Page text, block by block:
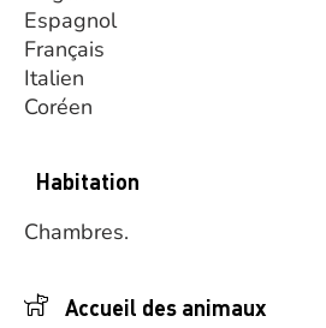
Espagnol
Français
Italien
Coréen
Habitation
Chambres.
Accueil des animaux